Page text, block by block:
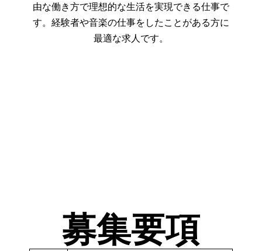
由な働き方で理想的な生活を実現できる仕事で
す。経験者や音楽の仕事をしたことがある方に
最適な求人です。
募集要項